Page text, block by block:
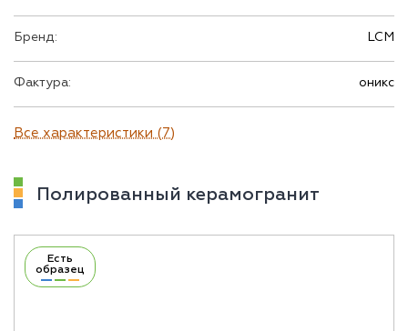
Бренд: LCM
Фактура: оникс
Все характеристики (7)
Полированный керамогранит
Есть
образец